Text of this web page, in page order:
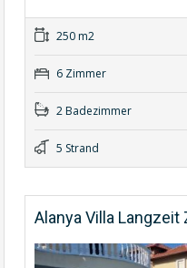
250 m2
6 Zimmer
2 Badezimmer
5 Strand
Alanya Villa Langzeit